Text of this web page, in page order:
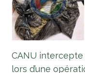
CANU intercepte
lors d’une